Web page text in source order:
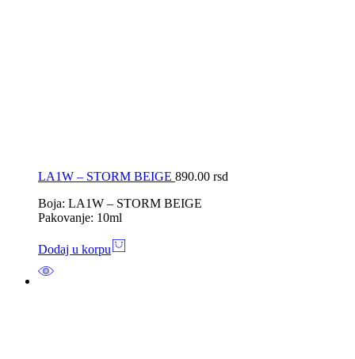
LA1W – STORM BEIGE 890.00 rsd
Boja: LA1W – STORM BEIGE
Pakovanje: 10ml
Dodaj u korpu